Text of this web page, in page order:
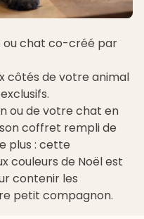
ou chat co-créé par
côtés de votre animal
exclusifs.
ou de votre chat en
coffret rempli de
plus : cette
couleurs de Noël est
contenir les
petit compagnon.